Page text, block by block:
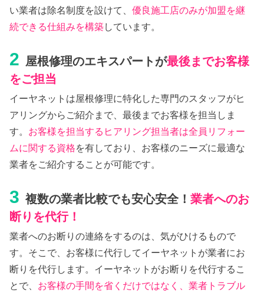
い業者は除名制度を設けて、優良施工店のみが加盟を継
続できる仕組みを構築しています。
2 屋根修理のエキスパートが最後までお客様
をご担当
イーヤネットは屋根修理に特化した専門のスタッフがヒ
アリングからご紹介まで、最後までお客様を担当しま
す。 お客様を担当するヒアリング担当者は全員リフォー
ムに関する資格を有しており、お客様のニーズに最適な
業者をご紹介することが可能です。
3 複数の業者比較でも安心安全！業者へのお
断りを代行！
業者へのお断りの連絡をするのは、気がひけるもので
す。そこで、お客様に代行してイーヤネットが業者にお
断りを代行します。イーヤネットがお断りを代行するこ
とで、 お客様の手間を省くだけではなく、業者トラブル